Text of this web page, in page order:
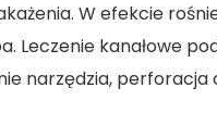
W efekcie
Leczenie kanałowe
narzędzia, perforacja